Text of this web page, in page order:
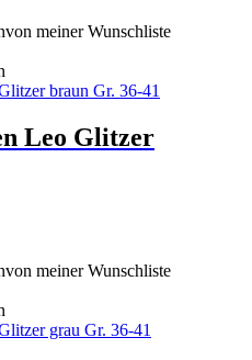
von meiner Wunschliste
Leo Glitzer
von meiner Wunschliste